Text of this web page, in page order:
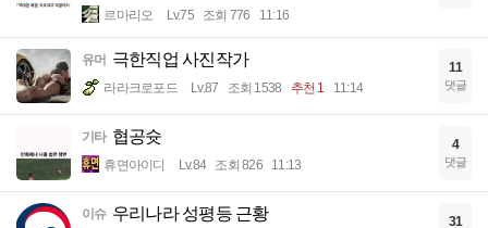
르마리오 Lv.75 조회 776 11:16
유머 극한직업 사진작가
라라크로포드 Lv.87 조회 1538 추천 1 11:14
11
댓글
기타 협공슛
휴면아이디 Lv.84 조회 826 11:13
4
댓글
이슈 우리나라 성평등 근황 31